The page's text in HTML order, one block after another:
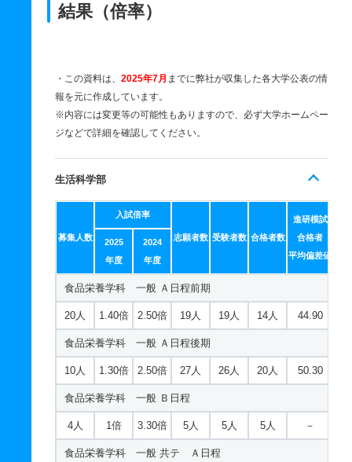
結果（倍率）
・この資料は、 2025年7月 までに弊社が収集した各大学公表の情
報を元に作成しています。
※内容には変更等の可能性もありますので、必ず大学ホームペー
ジなどで詳細を確認してください。
生活科学部
募集人数
入試倍率
志願者数 受験者数 合格者数
進研模試
合格者
平均偏差値
2025
年度
2024
年度
食品栄養学科 一般 Ａ日程前期
20人 1.40倍 2.50倍 19人 19人 14人 44.90
食品栄養学科 一般 Ａ日程後期
10人 1.30倍 2.50倍 27人 26人 20人 50.30
食品栄養学科 一般 Ｂ日程
4人 1倍 3.30倍 5人 5人 5人 －
食品栄養学科 一般 共テ Ａ日程